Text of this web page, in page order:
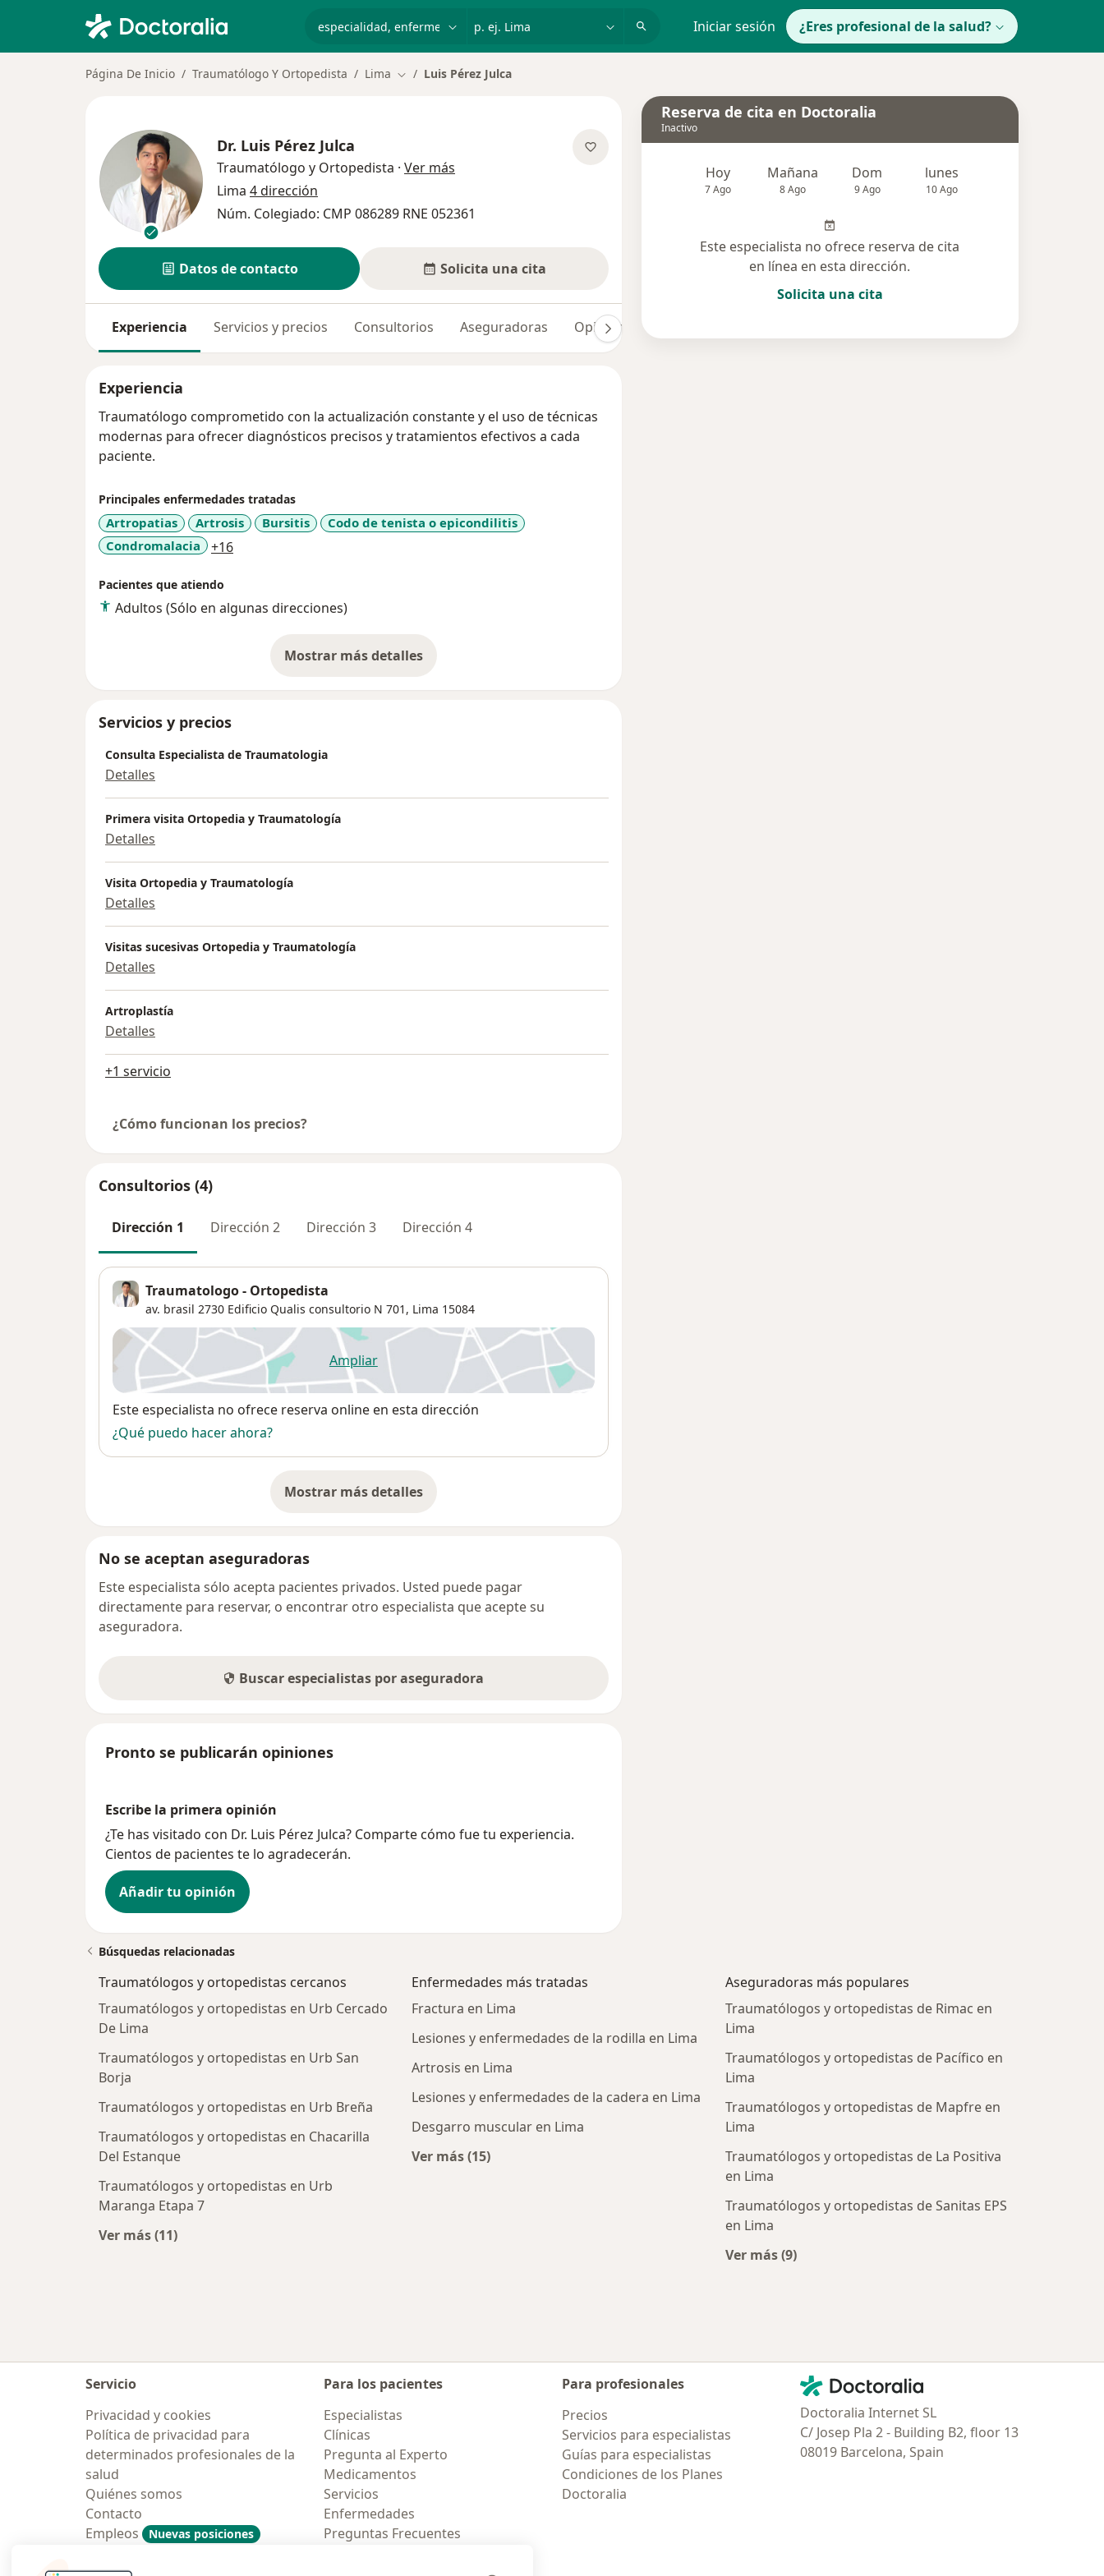
Iniciar sesión ¿Eres profesional de la salud?
Página De Inicio Traumatólogo Y Ortopedista Lima Cambiar de ciudad
Luis Pérez Julca
Dr. Luis Pérez Julca
Traumatólogo y Ortopedista · Ver más
Lima 4 dirección
Núm. Colegiado: CMP 086289 RNE 052361
Datos de contacto Solicita una cita
Experiencia Servicios y precios Consultorios Aseguradoras Opiniones
Experiencia
Traumatólogo comprometido con la actualización constante y el uso de técnicas
modernas para ofrecer diagnósticos precisos y tratamientos efectivos a cada
paciente.
Principales enfermedades tratadas
Artropatias Artrosis Bursitis
Codo de tenista o epicondilitis
Condromalacia
+16a11y_sr_more_diseases
Pacientes que atiendo
Adultos (Sólo en algunas direcciones)
Mostrar más detalles
sobre la experiencia
Servicios y precios
Consulta Especialista de Traumatologia
Detalles
Primera visita Ortopedia y Traumatología
Detalles
Visita Ortopedia y Traumatología
Detalles
Visitas sucesivas Ortopedia y Traumatología
Detalles
Artroplastía
Detalles
+1 servicio
¿Cómo funcionan los precios?
Consultorios (4)
Dirección 1 Dirección 2 Dirección 3 Dirección 4
Traumatologo - Ortopedista
av. brasil 2730 Edificio Qualis consultorio N 701, Lima 15084
Ampliarse abre en una nueva pestaña
Disponibilidad
Este especialista no ofrece reserva online en esta dirección
¿Qué puedo hacer ahora?
Mostrar más detalles
sobre la dirección
No se aceptan aseguradoras
Este especialista sólo acepta pacientes privados. Usted puede pagar
directamente para reservar, o encontrar otro especialista que acepte su
aseguradora.
Buscar especialistas por aseguradora
Pronto se publicarán opiniones
Escribe la primera opinión
¿Te has visitado con Dr. Luis Pérez Julca? Comparte cómo fue tu experiencia.
Cientos de pacientes te lo agradecerán.
Añadir tu opinión
Reserva de cita en Doctoralia
Inactivo
Hoy
7 Ago
Mañana
8 Ago
Dom
9 Ago
lunes
10 Ago
Este especialista no ofrece reserva de cita
en línea en esta dirección.
Solicita una cita
Búsquedas relacionadas
Traumatólogos y ortopedistas cercanos
Traumatólogos y ortopedistas en Urb Cercado
De Lima
Traumatólogos y ortopedistas en Urb San
Borja
Traumatólogos y ortopedistas en Urb Breña
Traumatólogos y ortopedistas en Chacarilla
Del Estanque
Traumatólogos y ortopedistas en Urb
Maranga Etapa 7
Ver más (11)
Enfermedades más tratadas
Fractura en Lima
Lesiones y enfermedades de la rodilla en Lima
Artrosis en Lima
Lesiones y enfermedades de la cadera en Lima
Desgarro muscular en Lima
Ver más (15)
Más en esta categoría: Enfermedades más tratadas
Aseguradoras más populares
Traumatólogos y ortopedistas de Rimac en
Lima
Traumatólogos y ortopedistas de Pacífico en
Lima
Traumatólogos y ortopedistas de Mapfre en
Lima
Traumatólogos y ortopedistas de La Positiva
en Lima
Traumatólogos y ortopedistas de Sanitas EPS
en Lima
Ver más (9)
Servicio
Privacidad y cookies
Política de privacidad para
determinados profesionales de la
salud
Quiénes somos
Contacto
Empleos
Nuevas posiciones
Para los pacientes
Especialistas
Clínicas
Pregunta al Experto
Medicamentos
Servicios
Enfermedades
Preguntas Frecuentes
Para profesionales
Precios
Servicios para especialistas
Guías para especialistas
Condiciones de los Planes
Doctoralia
Contacto
Doctoralia - Página de inicio
Doctoralia Internet SL
C/ Josep Pla 2 - Building B2, floor 13
08019 Barcelona, Spain